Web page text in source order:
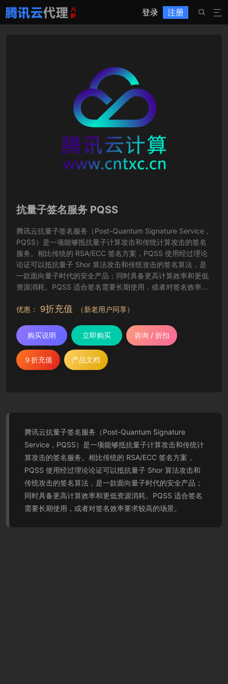
登录 注册 

抗量子签名服务 PQSS
腾讯云抗量子签名服务（Post-Quantum Signature Service，
PQSS）是一项能够抵抗量子计算攻击和传统计算攻击的签名
服务。相比传统的 RSA/ECC 签名方案，PQSS 使用经过理论
论证可以抵抗量子 Shor 算法攻击和传统攻击的签名算法，是
一款面向量子时代的安全产品；同时具备更高计算效率和更低
资源消耗。PQSS 适合签名需要长期使用，或者对签名效率要
优惠：
9折充值 （新老用户同享）
购买说明 立即购买 咨询 / 折扣
９折充值 产品文档
腾讯云抗量子签名服务（Post-Quantum Signature
Service，PQSS）是一项能够抵抗量子计算攻击和传统计
算攻击的签名服务。相比传统的 RSA/ECC 签名方案，
PQSS 使用经过理论论证可以抵抗量子 Shor 算法攻击和
传统攻击的签名算法，是一款面向量子时代的安全产品；
同时具备更高计算效率和更低资源消耗。PQSS 适合签名
需要长期使用，或者对签名效率要求较高的场景。